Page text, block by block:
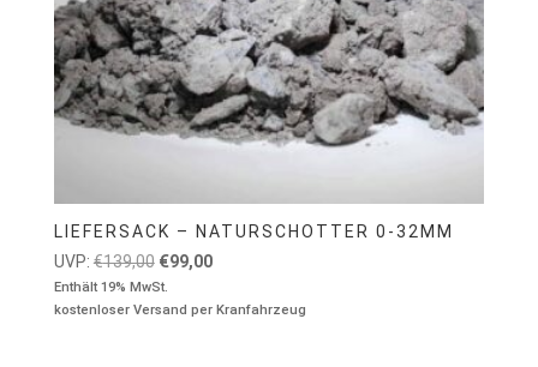
LIEFERSACK – NATURSCHOTTER 0-32MM
UVP: €139,00 Ursprünglicher
Preis
war:
€99,00Aktueller
ist:
Enthält 19% MwSt.
kostenloser Versand per Kranfahrzeug